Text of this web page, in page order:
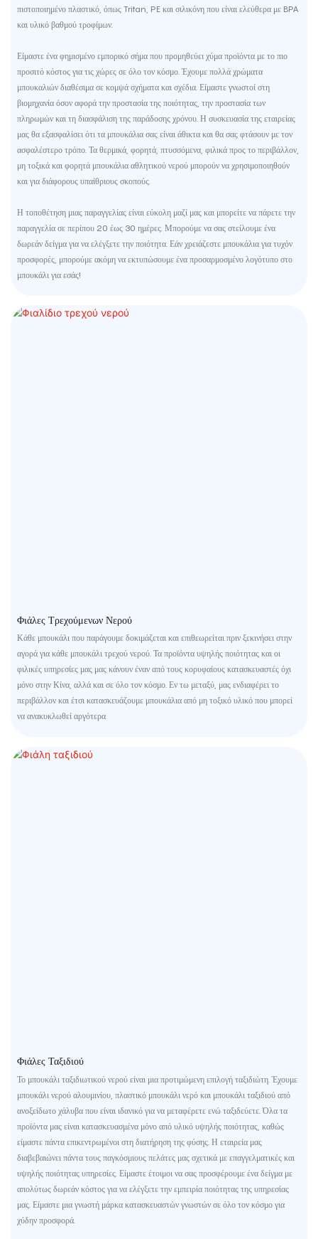
πιστοποιημένο πλαστικό, όπως Tritan, PE και σιλικόνη που είναι ελεύθερα με BPA
και υλικό βαθμού τροφίμων.
Είμαστε ένα φημισμένο εμπορικό σήμα που προμηθεύει χύμα προϊόντα με το πιο
προσιτό κόστος για τις χώρες σε όλο τον κόσμο. Έχουμε πολλά χρώματα
μπουκαλιών διαθέσιμα σε κομψά σχήματα και σχέδια. Είμαστε γνωστοί στη
βιομηχανία όσον αφορά την προστασία της ποιότητας, την προστασία των
πληρωμών και τη διασφάλιση της παράδοσης χρόνου. Η συσκευασία της εταιρείας
μας θα εξασφαλίσει ότι τα μπουκάλια σας είναι άθικτα και θα σας φτάσουν με τον
ασφαλέστερο τρόπο. Τα θερμικά, φορητά, πτυσσόμενα, φιλικά προς το περιβάλλον,
μη τοξικά και φορητά μπουκάλια αθλητικού νερού μπορούν να χρησιμοποιηθούν
και για διάφορους υπαίθριους σκοπούς.
Η τοποθέτηση μιας παραγγελίας είναι εύκολη μαζί μας και μπορείτε να πάρετε την
παραγγελία σε περίπου 20 έως 30 ημέρες. Μπορούμε να σας στείλουμε ένα
δωρεάν δείγμα για να ελέγξετε την ποιότητα. Εάν χρειάζεστε μπουκάλια για τυχόν
προσφορές, μπορούμε ακόμη να εκτυπώσουμε ένα προσαρμοσμένο λογότυπο στο
μπουκάλι για εσάς!
Φιάλες Τρεχούμενων Νερού
Κάθε μπουκάλι που παράγουμε δοκιμάζεται και επιθεωρείται πριν ξεκινήσει στην
αγορά για κάθε μπουκάλι τρεχού νερού. Τα προϊόντα υψηλής ποιότητας και οι
φιλικές υπηρεσίες μας μας κάνουν έναν από τους κορυφαίους κατασκευαστές όχι
μόνο στην Κίνα, αλλά και σε όλο τον κόσμο. Εν τω μεταξύ, μας ενδιαφέρει το
περιβάλλον και έτσι κατασκευάζουμε μπουκάλια από μη τοξικό υλικό που μπορεί
να ανακυκλωθεί αργότερα
Φιάλες Ταξιδιού
Το μπουκάλι ταξιδιωτικού νερού είναι μια προτιμώμενη επιλογή ταξιδιώτη. Έχουμε
μπουκάλι νερού αλουμινίου, πλαστικό μπουκάλι νερό και μπουκάλι ταξιδιού από
ανοξείδωτο χάλυβα που είναι ιδανικό για να μεταφέρετε ενώ ταξιδεύετε. Όλα τα
προϊόντα μας είναι κατασκευασμένα μόνο από υλικό υψηλής ποιότητας, καθώς
είμαστε πάντα επικεντρωμένοι στη διατήρηση της φύσης. Η εταιρεία μας
διαβεβαιώνει πάντα τους παγκόσμιους πελάτες μας σχετικά με επαγγελματικές και
υψηλής ποιότητας υπηρεσίες. Είμαστε έτοιμοι να σας προσφέρουμε ένα δείγμα με
απολύτως δωρεάν κόστος για να ελέγξετε την εμπειρία ποιότητας της υπηρεσίας
μας. Είμαστε μια γνωστή μάρκα κατασκευαστών γνωστών σε όλο τον κόσμο για
χύδην προσφορά.